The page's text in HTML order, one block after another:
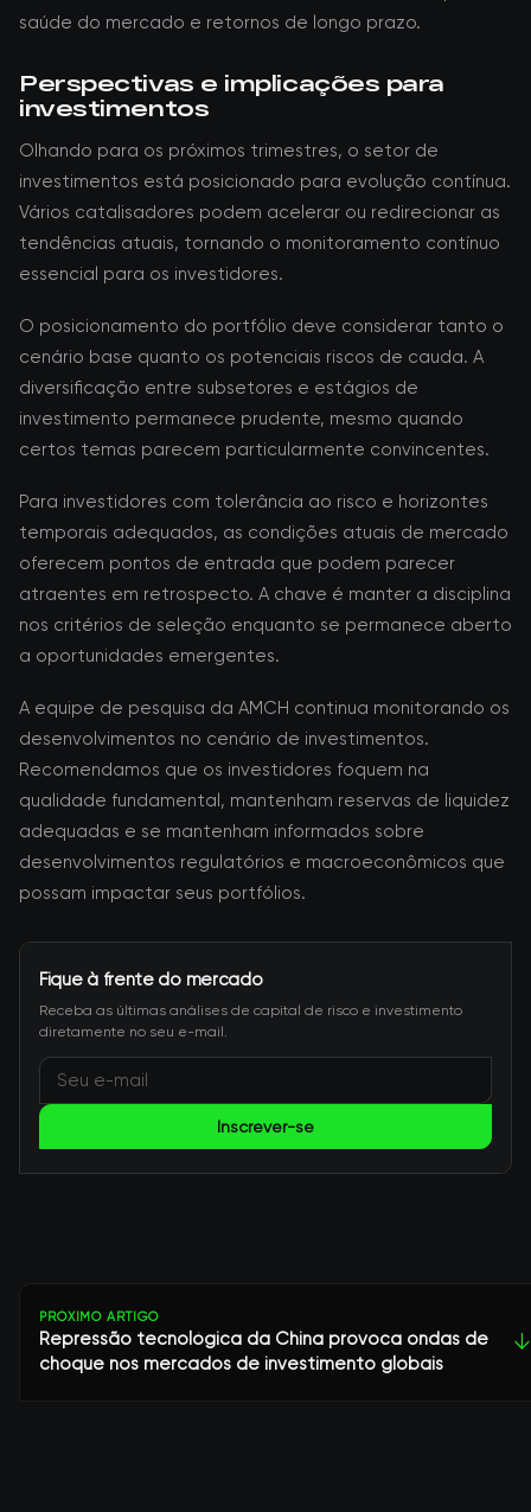
saúde do mercado e retornos de longo prazo.
Perspectivas e implicações para
investimentos
Olhando para os próximos trimestres, o setor de
investimentos está posicionado para evolução contínua.
Vários catalisadores podem acelerar ou redirecionar as
tendências atuais, tornando o monitoramento contínuo
essencial para os investidores.
O posicionamento do portfólio deve considerar tanto o
cenário base quanto os potenciais riscos de cauda. A
diversificação entre subsetores e estágios de
investimento permanece prudente, mesmo quando
certos temas parecem particularmente convincentes.
Para investidores com tolerância ao risco e horizontes
temporais adequados, as condições atuais de mercado
oferecem pontos de entrada que podem parecer
atraentes em retrospecto. A chave é manter a disciplina
nos critérios de seleção enquanto se permanece aberto
a oportunidades emergentes.
A equipe de pesquisa da AMCH continua monitorando os
desenvolvimentos no cenário de investimentos.
Recomendamos que os investidores foquem na
qualidade fundamental, mantenham reservas de liquidez
adequadas e se mantenham informados sobre
desenvolvimentos regulatórios e macroeconômicos que
possam impactar seus portfólios.
Fique à frente do mercado
Receba as últimas análises de capital de risco e investimento
diretamente no seu e-mail.
Inscrever-se
PRÓXIMO ARTIGO
Repressão tecnológica da China provoca ondas de
choque nos mercados de investimento globais
↓